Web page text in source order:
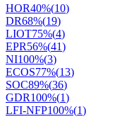
HOR40%(10)
DR68%(19)
LIOT75%(4)
EPR56%(41)
NI100%(3)
ECOS77%(13)
SOC89%(36)
GDR100%(1)
LFI-NFP100%(1)